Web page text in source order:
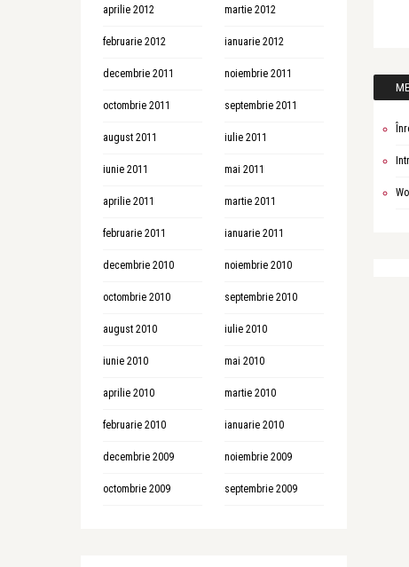
aprilie 2012 martie 2012
februarie 2012 ianuarie 2012
decembrie 2011 noiembrie 2011
octombrie 2011 septembrie 2011
august 2011 iulie 2011
iunie 2011 mai 2011
aprilie 2011 martie 2011
februarie 2011 ianuarie 2011
decembrie 2010 noiembrie 2010
octombrie 2010 septembrie 2010
august 2010 iulie 2010
iunie 2010 mai 2010
aprilie 2010 martie 2010
februarie 2010 ianuarie 2010
decembrie 2009 noiembrie 2009
octombrie 2009 septembrie 2009